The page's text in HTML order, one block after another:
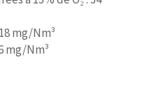
mg/Nm³
mg/Nm³